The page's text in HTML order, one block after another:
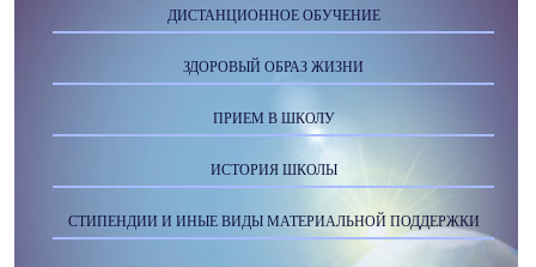
ДИСТАНЦИОННОЕ ОБУЧЕНИЕ
ЗДОРОВЫЙ ОБРАЗ ЖИЗНИ
ПРИЕМ В ШКОЛУ
ИСТОРИЯ ШКОЛЫ
СТИПЕНДИИ И ИНЫЕ ВИДЫ МАТЕРИАЛЬНОЙ ПОДДЕРЖКИ